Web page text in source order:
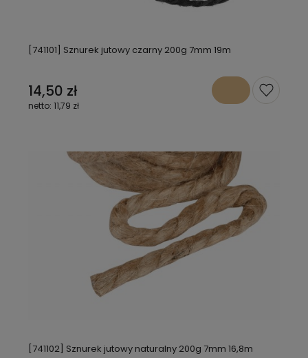
[741101] Sznurek jutowy czarny 200g 7mm 19m
14,50 zł
11,79 zł
[741102] Sznurek jutowy naturalny 200g 7mm 16,8m